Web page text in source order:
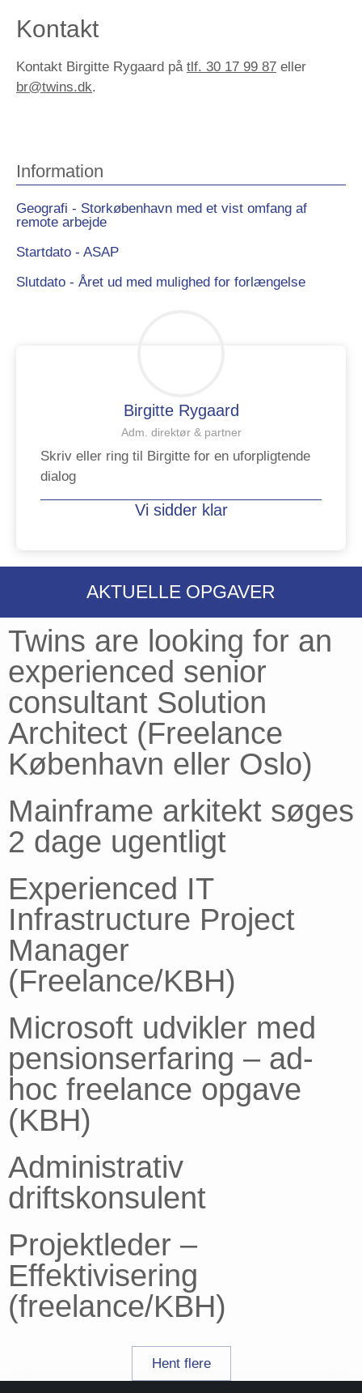
Kontakt
Kontakt Birgitte Rygaard på tlf. 30 17 99 87 eller
br@twins.dk.
Information
Geografi - Storkøbenhavn med et vist omfang af
remote arbejde
Startdato - ASAP
Slutdato - Året ud med mulighed for forlængelse
Birgitte Rygaard
Adm. direktør & partner
Skriv eller ring til Birgitte for en uforpligtende
dialog
Vi sidder klar
AKTUELLE OPGAVER
Twins are looking for an
experienced senior
consultant Solution
Architect (Freelance
København eller Oslo)
Mainframe arkitekt søges
2 dage ugentligt
Experienced IT
Infrastructure Project
Manager
(Freelance/KBH)
Microsoft udvikler med
pensionserfaring – ad-
hoc freelance opgave
(KBH)
Administrativ
driftskonsulent
Projektleder –
Effektivisering
(freelance/KBH)
Hent flere